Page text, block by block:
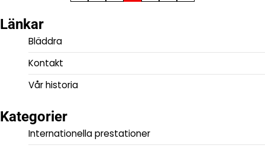
pagination
Länkar
Bläddra
Kontakt
Vår historia
Kategorier
Internationella prestationer